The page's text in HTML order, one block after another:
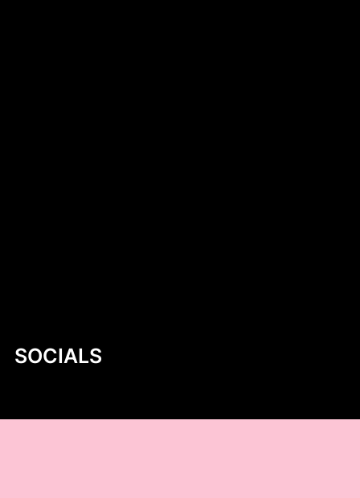
SOCIALS